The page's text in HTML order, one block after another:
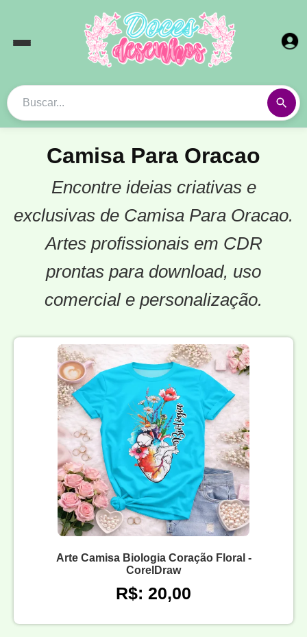
Camisa Para Oracao
Encontre ideias criativas e
exclusivas de Camisa Para Oracao.
Artes profissionais em CDR
prontas para download, uso
comercial e personalização.
Arte Camisa Biologia Coração Floral -
CorelDraw
R$: 20,00